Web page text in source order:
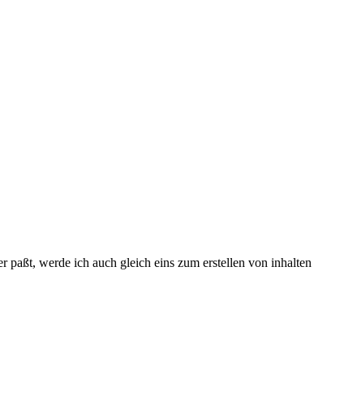
paßt, werde ich auch gleich eins zum erstellen von inhalten